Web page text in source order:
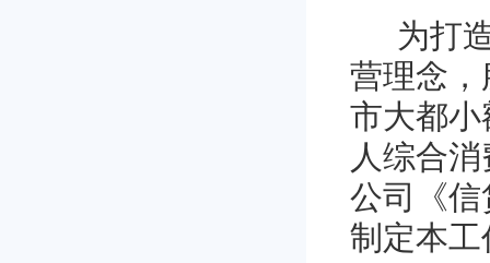
为打
营理念
市大都
人综合
公司《
制定本